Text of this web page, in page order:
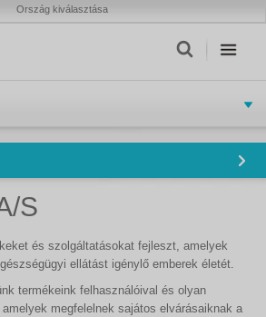
Ország kiválasztása
S
és szolgáltatásokat fejleszt, amelyek
ellátást igénylő emberek életét.
termékeink felhasználóival és olyan
megfelelnek sajátos elvárásaiknak a